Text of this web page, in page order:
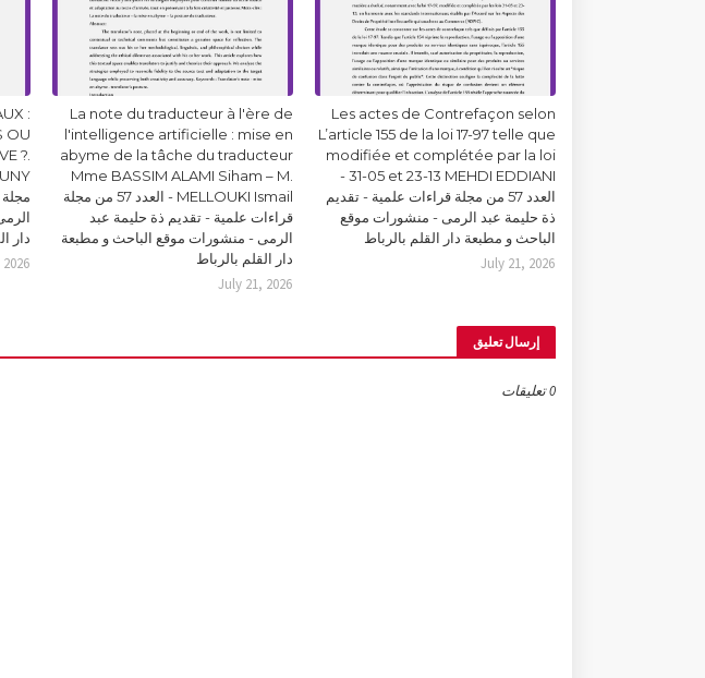
Les actes de Contrefaçon selon
L’article 155 de la loi 17-97 telle que
modifiée et complétée par la loi
31-05 et 23-13 MEHDI EDDIANI -
العدد 57 من مجلة قراءات علمية - تقديم
ذة حليمة عبد الرمى - منشورات موقع
الباحث و مطبعة دار القلم بالرباط
July 21, 2026
La note du traducteur à l'ère de
l'intelligence artificielle : mise en
abyme de la tâche du traducteur
Mme BASSIM ALAMI Siham – M.
MELLOUKI Ismail - العدد 57 من مجلة
قراءات علمية - تقديم ذة حليمة عبد
الرمى - منشورات موقع الباحث و مطبعة
دار القلم بالرباط
July 21, 2026
:
OU
?.
دار
إرسال تعليق
0 تعليقات